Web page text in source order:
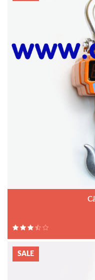
Hãng sản xuất : OCS
Bảo hành: 1 năm
SALE